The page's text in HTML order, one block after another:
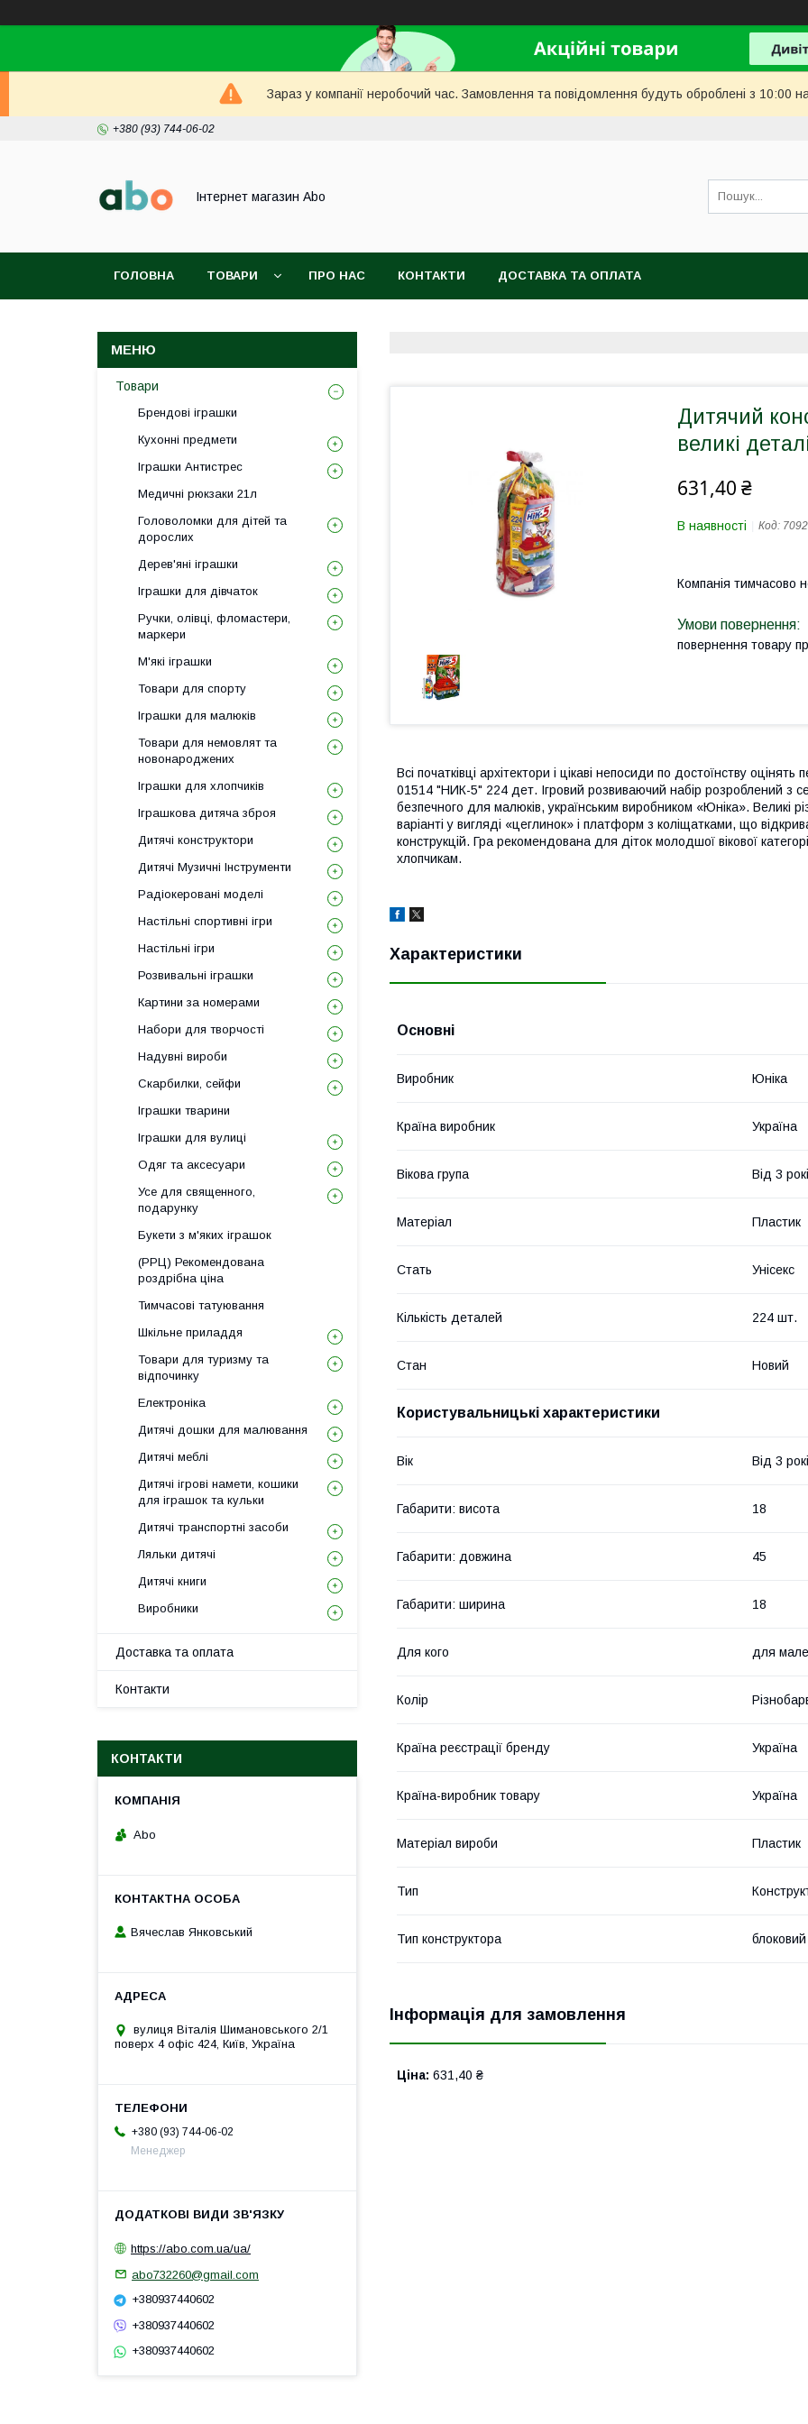
Зараз у компанії неробочий час. Замовлення та повідомлення будуть оброблені з 10:00
+380 (93) 744-06-02
Інтернет магазин Abo
ГОЛОВНА ТОВАРИ ПРО НАС КОНТАКТИ ДОСТАВКА ТА ОПЛАТА
Дитячий
великі
631,40 ₴
В наявності Код:
Компанія тимчасово
повернення товару
Всі початківці архітектори і цікаві непосиди по достоїнству
01514 "НИК-5" 224 дет. Ігровий розвиваючий набір розроблений з
безпечного для малюків, українським виробником «Юніка». Великі
варіанті у вигляді «цеглинок» і платформ з коліщатками, що
конструкцій. Гра рекомендована для діток молодшої вікової
хлопчикам.
Характеристики
Основні
Виробник Юніка
Країна виробник Україна
Вікова група Від 3
Матеріал Пластик
Стать Унісекс
Кількість деталей 224 шт.
Стан Новий
Користувальницькі характеристики
Вік Від 3
Габарити: висота 18
Габарити: довжина 45
Габарити: ширина 18
Для кого для
Колір
Країна реєстрації бренду Україна
Країна-виробник товару Україна
Матеріал вироби Пластик
Тип
Тип конструктора блоковий
Інформація для замовлення
Ціна: 631,40 ₴
Товари
Брендові іграшки
Кухонні предмети
Іграшки Антистрес
Медичні рюкзаки 21л
Головоломки для дітей та
дорослих
Дерев'яні іграшки
Іграшки для дівчаток
Ручки, олівці, фломастери,
маркери
М'які іграшки
Товари для спорту
Іграшки для малюків
Товари для немовлят та
новонароджених
Іграшки для хлопчиків
Іграшкова дитяча зброя
Дитячі конструктори
Дитячі Музичні Інструменти
Радіокеровані моделі
Настільні спортивні ігри
Настільні ігри
Розвивальні іграшки
Картини за номерами
Набори для творчості
Надувні вироби
Скарбилки, сейфи
Іграшки тварини
Іграшки для вулиці
Одяг та аксесуари
Усе для священного,
подарунку
Букети з м'яких іграшок
(РРЦ) Рекомендована
роздрібна ціна
Тимчасові татуювання
Шкільне приладдя
Товари для туризму та
відпочинку
Електроніка
Дитячі дошки для малювання
Дитячі меблі
Дитячі ігрові намети, кошики
для іграшок та кульки
Дитячі транспортні засоби
Ляльки дитячі
Дитячі книги
Виробники
Доставка та оплата
Контакти
КОНТАКТИ
Abo
Вячеслав Янковський
вулиця Віталія Шимановського 2/1
поверх 4 офіс 424, Київ, Україна
+380 (93) 744-06-02
Менеджер
https://abo.com.ua/ua/
abo732260@gmail.com
+380937440602
+380937440602
+380937440602